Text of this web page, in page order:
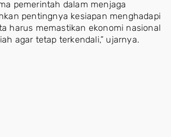
pemerintah dalam menjaga
pentingnya kesiapan menghadapi
harus memastikan ekonomi nasional
agar tetap terkendali,” ujarnya.